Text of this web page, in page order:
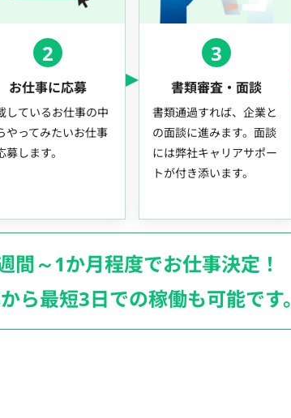
2
お仕事に応募
しているお仕事の中
やってみたいお仕事
募します。
3
書類審査・面談
書類通過すれば、企業と
の面談に進みます。面談
には弊社キャリアサポー
トが付き添います。
間～1か月程度でお仕事決定！
ら最短3日での稼働も可能です。